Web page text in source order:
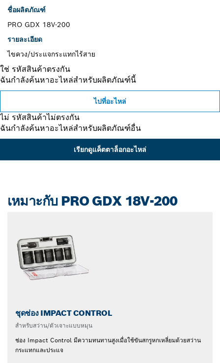
ชื่อผลิตภัณฑ์
PRO GDX 18V-200
รายละเอียด
ไขควง/ประแจกระแทกไร้สาย
ใช่ รหัสสินค้าตรงกัน
ฉันกำลังค้นหาอะไหล่สำหรับผลิตภัณฑ์นี้
ไปที่อะไหล่
ไม่ รหัสสินค้าไม่ตรงกัน
ฉันกำลังค้นหาอะไหล่สำหรับผลิตภัณฑ์อื่น
เรียกดูแค็ตตาล็อกอะไหล่
เหมาะกับ PRO GDX 18V-200
ชุดช่อง IMPACT CONTROL
สำหรับสว่าน/ตัวเจาะแบบหมุน
ช่อง Impact Control มีความทนทานสูงเมื่อใช้ขันสกรูหกเหลี่ยมด้วยสว่าน
กระแทกและประแจ